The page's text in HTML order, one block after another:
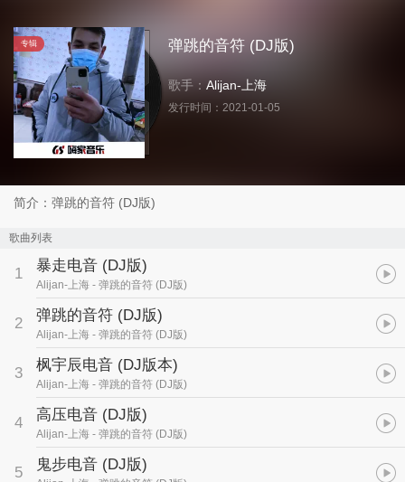
专辑 弹跳的音符 (DJ版)
歌手： Alijan-上海
发行时间： 2021-01-05
简介：弹跳的音符 (DJ版)
歌曲列表
1 暴走电音 (DJ版)
Alijan-上海 - 弹跳的音符 (DJ版)
2 弹跳的音符 (DJ版)
Alijan-上海 - 弹跳的音符 (DJ版)
3 枫宇辰电音 (DJ版本)
Alijan-上海 - 弹跳的音符 (DJ版)
4 高压电音 (DJ版)
Alijan-上海 - 弹跳的音符 (DJ版)
5 鬼步电音 (DJ版)